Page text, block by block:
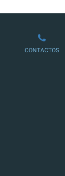
LOJA
CONTACTOS